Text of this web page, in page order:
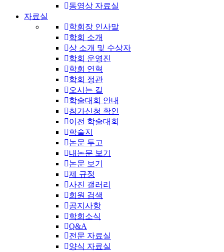
동영상 자료실
자료실
학회장 인사말
학회 소개
상 소개 및 수상자
학회 운영진
학회 연혁
학회 정관
오시는 길
학술대회 안내
참가신청 확인
이전 학술대회
학술지
논문 투고
내논문 보기
논문 보기
제 규정
사진 갤러리
회원 검색
공지사항
학회소식
Q&A
전문 자료실
양식 자료실